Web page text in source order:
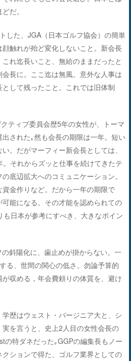
だ。
した、JGA（日本ゴルフ協会）の簡単
触れが殆ど変化しないこと。新会長
れ迄長いこと、無給のままだったと
長に。ここ迄は無風。意外な人事は
して残ったこと。これでは旧体制
ティブ委員会歴5年の女性が、トーマ
された｡然も会長の期限は一年。短い
。だがマーフィー新会長としては、
それからズッと仕事を続けてきたテ
底辺拡大へのコミュニケーション。
金作りなど。だから一年の期限で
能になる。その才能を認められての
日本が参考にすべき、大きなポイン
斜陽化に、歯止めが掛からない。一
る、世間の関心の低さ。勿論予算的
収める，年会費頼りの体質を、避け
歴はウェスト・バージニア大と、シ
を言うと、史上2人目の女性会長の
の特ダネだった｡GGPの編集長もノー
ションで得た、ゴルフ業界としての